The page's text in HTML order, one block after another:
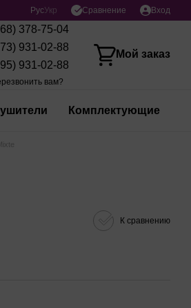
РусУкр Сравнение Вход
378-75-04
931-02-88
931-02-88
вам?
Мой заказ
Комплектующие
К сравнению